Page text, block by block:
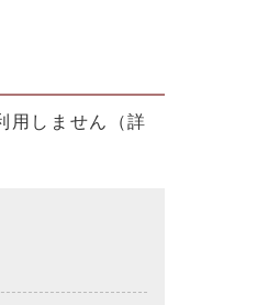
用しません（詳